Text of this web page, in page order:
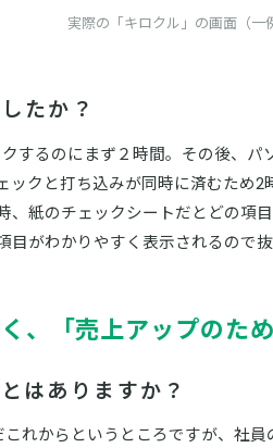
実際の「キロクル」の画面（一
たか？
するのにまず２時間。その後、
クと打ち込みが同時に済むため
紙のチェックシートだとどの項
がわかりやすく表示されるので抜
、「売上アップのた
はありますか？
れからというところですが、社